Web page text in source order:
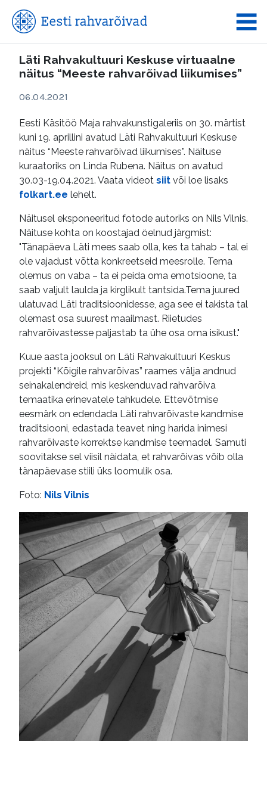
Läti Rahvakultuuri Keskuse virtuaalne
näitus “Meeste rahvarõivad liikumises”
06.04.2021
Eesti Käsitöö Maja rahvakunstigaleriis on 30. märtist
kuni 19. aprillini avatud Läti Rahvakultuuri Keskuse
näitus “Meeste rahvarõivad liikumises”. Näituse
kuraatoriks on Linda Rubena. Näitus on avatud
30.03-19.04.2021. Vaata videot siit või loe lisaks
folkart.ee lehelt.
Näitusel eksponeeritud fotode autoriks on Nils Vilnis.
Näituse kohta on koostajad öelnud järgmist:
"Tänapäeva Läti mees saab olla, kes ta tahab – tal ei
ole vajadust võtta konkreetseid meesrolle. Tema
olemus on vaba – ta ei peida oma emotsioone, ta
saab valjult laulda ja kirglikult tantsida.Tema juured
ulatuvad Läti traditsioonidesse, aga see ei takista tal
olemast osa suurest maailmast. Riietudes
rahvarõivastesse paljastab ta ühe osa oma isikust."
Kuue aasta jooksul on Läti Rahvakultuuri Keskus
projekti “Kõigile rahvarõivas” raames välja andnud
seinakalendreid, mis keskenduvad rahvarõiva
temaatika erinevatele tahkudele. Ettevõtmise
eesmärk on edendada Läti rahvarõivaste kandmise
traditsiooni, edastada teavet ning harida inimesi
rahvarõivaste korrektse kandmise teemadel. Samuti
soovitakse sel viisil näidata, et rahvarõivas võib olla
tänapäevase stiili üks loomulik osa.
Foto: Nils Vilnis